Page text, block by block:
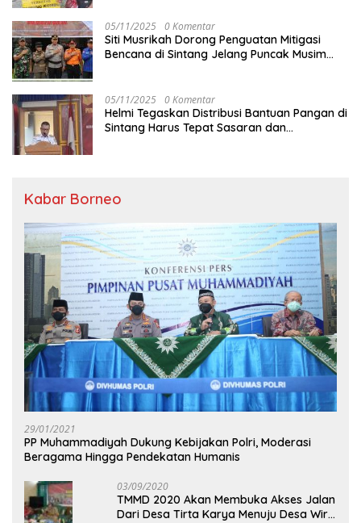
05/11/2025 0 Komentar
Siti Musrikah Dorong Penguatan Mitigasi
Bencana di Sintang Jelang Puncak Musim
05/11/2025 0 Komentar
Helmi Tegaskan Distribusi Bantuan Pangan di
Sintang Harus Tepat Sasaran dan
Kabar Borneo
29/01/2021
PP Muhammadiyah Dukung Kebijakan Polri, Moderasi
Beragama Hingga Pendekatan Humanis
03/09/2020
TMMD 2020 Akan Membuka Akses Jalan
Dari Desa Tirta Karya Menuju Desa Wira